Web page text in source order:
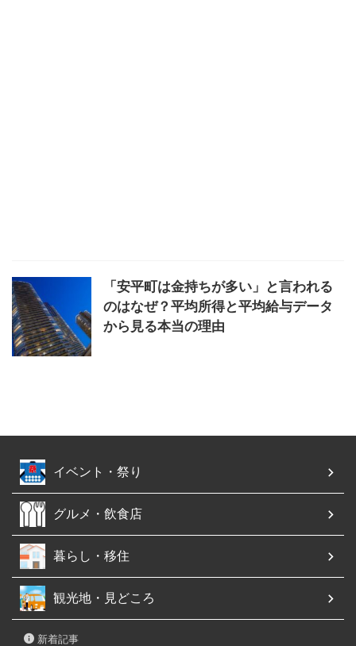
「安平町は金持ちが多い」と言われる
のはなぜ？平均所得と平均給与データ
から見る本当の理由
イベント・祭り
グルメ・飲食店
暮らし・移住
観光地・見どころ
新着記事